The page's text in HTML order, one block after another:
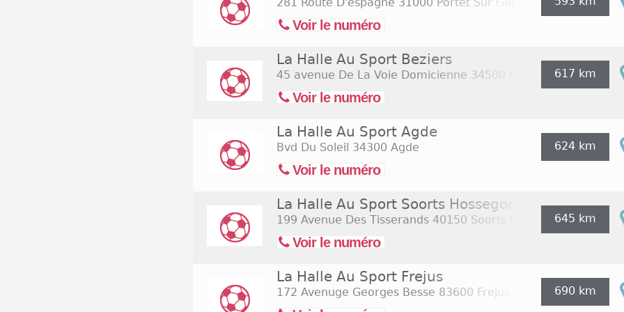
Voir le numéro
La Halle Au Sport Beziers
45 avenue De La Voie Domicienne 34500 Beziers
Voir le numéro
617 km
La Halle Au Sport Agde
Bvd Du Soleil 34300 Agde
Voir le numéro
624 km
La Halle Au Sport Soorts Hossegor
199 Avenue Des Tisserands 40150 Soorts Hossegor
Voir le numéro
645 km
La Halle Au Sport Frejus
172 Avenuge Georges Besse 83600 Frejus 690 km